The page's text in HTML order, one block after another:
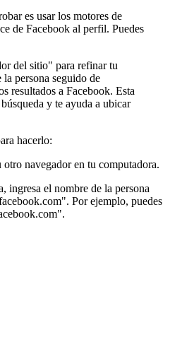
es usar los motores de
de Facebook al perfil. Puedes
del sitio" para refinar tu
persona seguido de
resultados a Facebook. Esta
y te ayuda a ubicar
hacerlo:
navegador en tu computadora.
ingresa el nombre de la persona
Por ejemplo, puedes